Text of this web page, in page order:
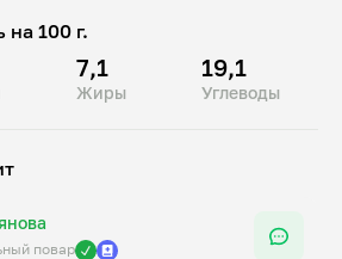
100 г.
7,1
Жиры
19,1
Углеводы
повар